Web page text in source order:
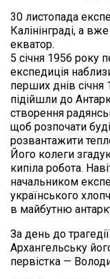
30 листопада
Калінінграді, а
екватор.
5 січня 1956 року
експедиція
перших днів січня
підійшли до
створення
щоб розпочати
розвантажити
Його колеги
кипіла робота.
начальником
українського
в майбутню
За день до
Архангельську
первістка —